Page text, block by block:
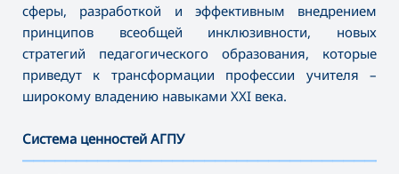
сферы, разработкой и эффективным внедрением
принципов всеобщей инклюзивности, новых
стратегий педагогического образования, которые
приведут к трансформации профессии учителя –
широкому владению навыками XXI века.
Система ценностей АГПУ